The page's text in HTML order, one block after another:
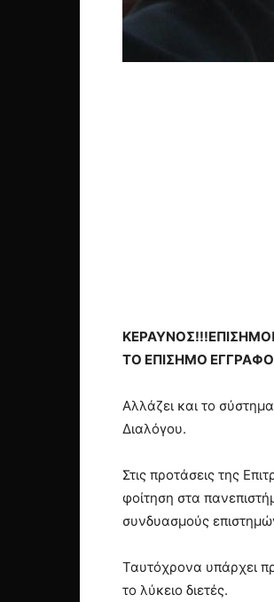
ΤΟ ΕΠΙΣΗΜΟ
Αλλάζει και το
Διαλόγου.
Στις προτάσεις της
φοίτηση στα
συνδυασμούς
Ταυτόχρονα υπάρχει
το λύκειο διετές.